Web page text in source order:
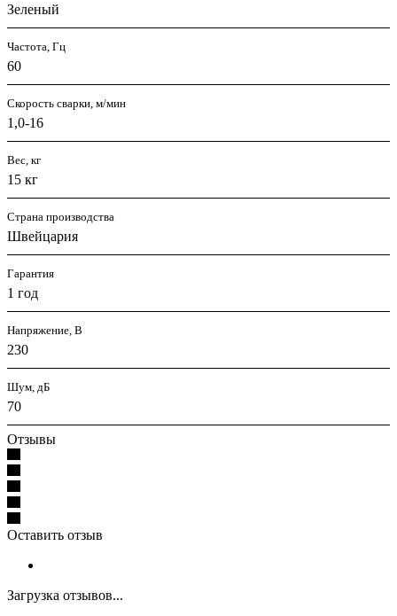
Зеленый
Частота, Гц
60
Скорость сварки, м/мин
1,0-16
Вес, кг
15 кг
Страна производства
Швейцария
Гарантия
1 год
Напряжение, В
230
Шум, дБ
70
Отзывы
Оставить отзыв
Загрузка отзывов...